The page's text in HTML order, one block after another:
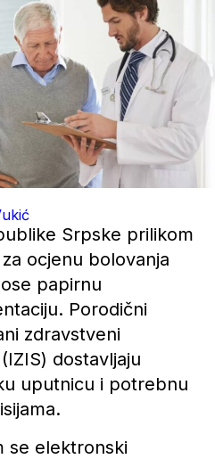
Srpske prilikom
ocjenu bolovanja
papirnu
Porodični
zdravstveni
dostavljaju
uputnicu i potrebnu
se elektronski